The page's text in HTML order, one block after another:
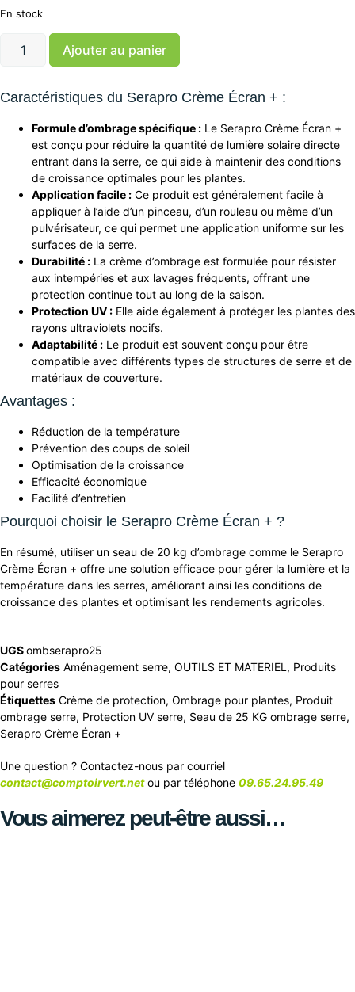
En stock
Crème
Ajouter au panier
Caractéristiques du Serapro Crème Écran + :
Formule d’ombrage spécifique : Le Serapro Crème Écran +
est conçu pour réduire la quantité de lumière solaire directe
entrant dans la serre, ce qui aide à maintenir des conditions
de croissance optimales pour les plantes.
Application facile : Ce produit est généralement facile à
appliquer à l’aide d’un pinceau, d’un rouleau ou même d’un
pulvérisateur, ce qui permet une application uniforme sur les
surfaces de la serre.
Durabilité : La crème d’ombrage est formulée pour résister
aux intempéries et aux lavages fréquents, offrant une
protection continue tout au long de la saison.
Protection UV : Elle aide également à protéger les plantes des
rayons ultraviolets nocifs.
Adaptabilité : Le produit est souvent conçu pour être
compatible avec différents types de structures de serre et de
matériaux de couverture.
Avantages :
Réduction de la température
Prévention des coups de soleil
Optimisation de la croissance
Efficacité économique
Facilité d’entretien
Pourquoi choisir le Serapro Crème Écran + ?
En résumé, utiliser un seau de 20 kg d’ombrage comme le Serapro
Crème Écran + offre une solution efficace pour gérer la lumière et la
température dans les serres, améliorant ainsi les conditions de
croissance des plantes et optimisant les rendements agricoles.
UGSombserapro25
Catégories Aménagement serre, OUTILS ET MATERIEL , Produits
pour serres
Étiquettes Crème de protection, Ombrage pour plantes, Produit
ombrage serre, Protection UV serre, Seau de 25 KG ombrage serre,
Serapro Crème Écran +
Une question ? Contactez-nous par courriel
contact@comptoirvert.netou par téléphone 09.65.24.95.49
Vous aimerez peut-être aussi…